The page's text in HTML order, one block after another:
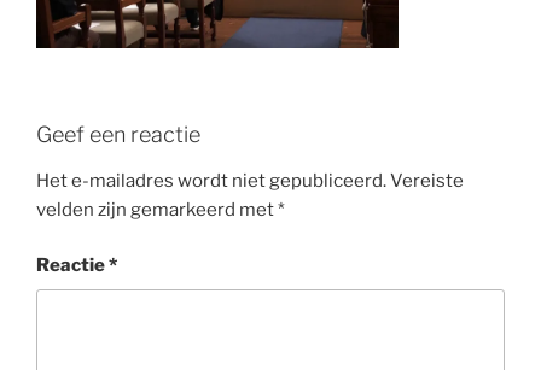
Geef een reactie
Het e-mailadres wordt niet gepubliceerd.Vereiste
velden zijn gemarkeerd met*
Reactie*